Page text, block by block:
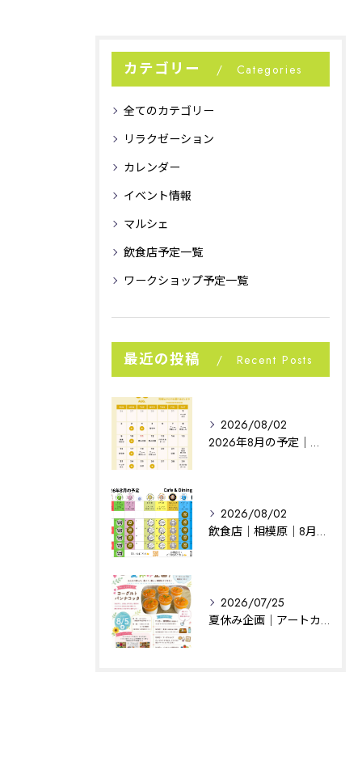
カテゴリー Categories
全てのカテゴリー
リラクゼーション
カレンダー
イベント情報
マルシェ
飲食店予定一覧
ワークショップ予定一覧
最近の投稿 Recent Posts
2026/08/02
2026年8月の予定｜相模原イベント｜noconoco
2026/08/02
飲食店｜相模原｜8月の予定
2026/07/25
夏休み企画｜アートカフェはぐ｜相模原